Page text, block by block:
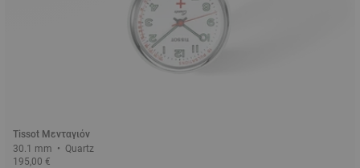
Tissot Μενταγιόν
30.1 mm • Quartz
195,00 €